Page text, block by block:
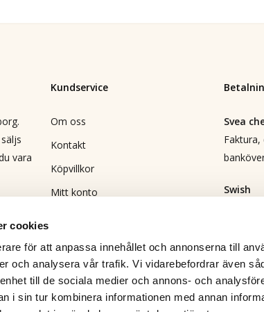
cookies
för att anpassa innehållet och annonserna till
och analysera vår trafik. Vi vidarebefordrar även
till de sociala medier och annons- och
i sin tur kombinera informationen med annan
vara
Kundservice
Om oss
Kontakt
Köpvillkor
Mitt konto
Bli återförsäljare
Integritetspolicy
Svea
Faktura,
Swish
DHL